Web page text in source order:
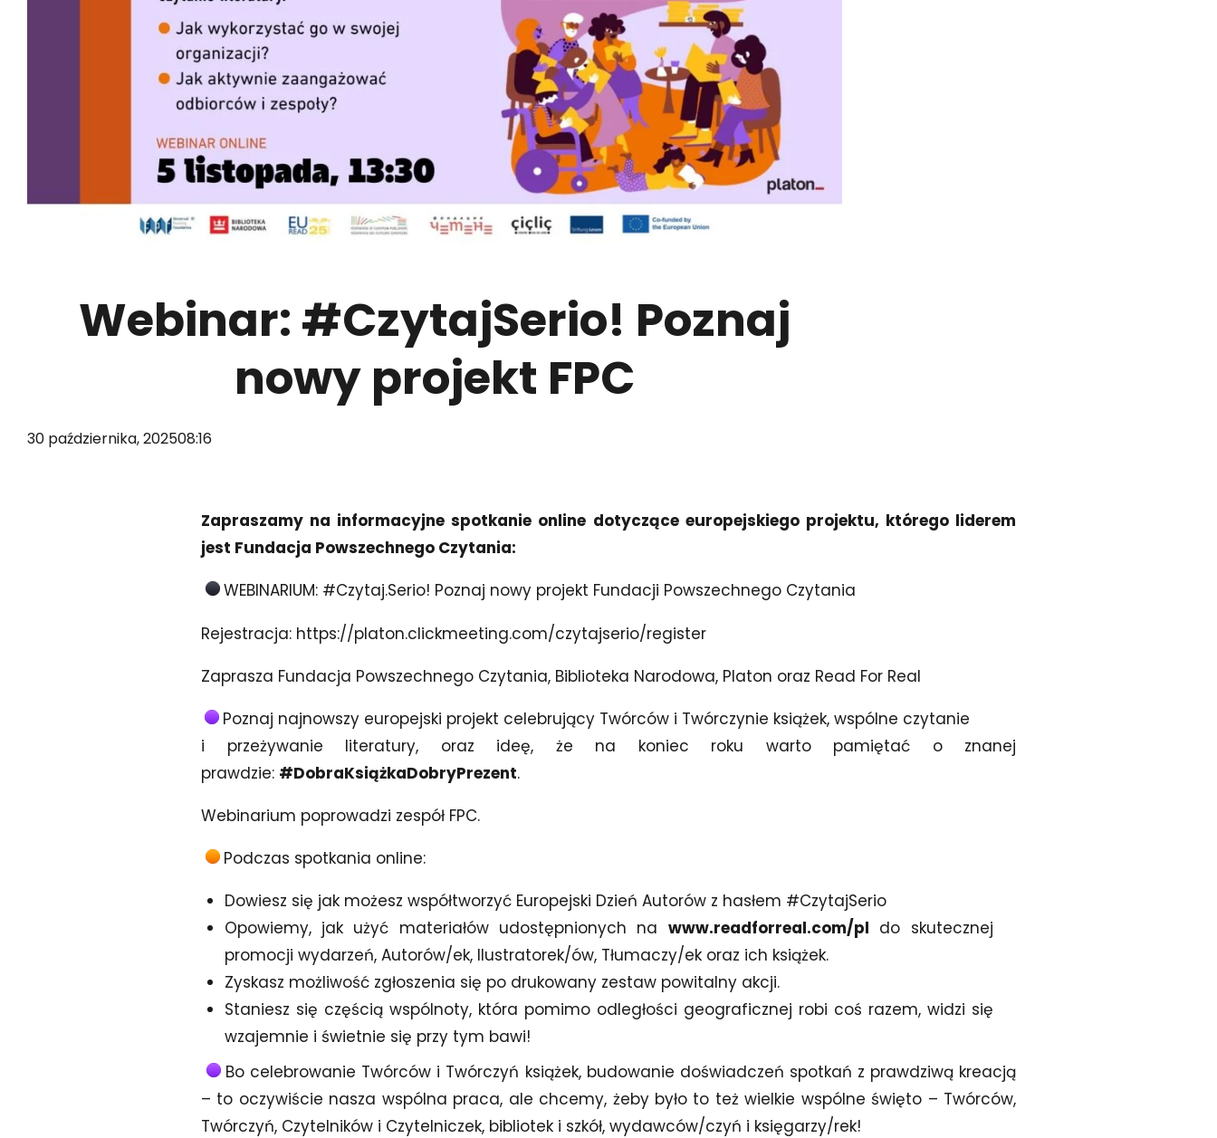
Webinar: #CzytajSerio! Poznaj
nowy projekt FPC
30 października, 202508:16
Zapraszamy na informacyjne spotkanie online dotyczące europejskiego projektu, którego liderem
jest Fundacja Powszechnego Czytania:
WEBINARIUM: #Czytaj.Serio! Poznaj nowy projekt Fundacji Powszechnego Czytania
Rejestracja: https://platon.clickmeeting.com/czytajserio/register
Zaprasza Fundacja Powszechnego Czytania, Biblioteka Narodowa, Platon oraz Read For Real
Poznaj najnowszy europejski projekt celebrujący Twórców i Twórczynie książek, wspólne czytanie
i przeżywanie literatury, oraz ideę, że na koniec roku warto pamiętać o znanej
prawdzie: #DobraKsiążkaDobryPrezent.
Webinarium poprowadzi zespół FPC.
Podczas spotkania online:
Dowiesz się jak możesz współtworzyć Europejski Dzień Autorów z hasłem #CzytajSerio
Opowiemy, jak użyć materiałów udostępnionych na www.readforreal.com/pl do skutecznej
promocji wydarzeń, Autorów/ek, Ilustratorek/ów, Tłumaczy/ek oraz ich książek.
Zyskasz możliwość zgłoszenia się po drukowany zestaw powitalny akcji.
Staniesz się częścią wspólnoty, która pomimo odległości geograficznej robi coś razem, widzi się
wzajemnie i świetnie się przy tym bawi!
Bo celebrowanie Twórców i Twórczyń książek, budowanie doświadczeń spotkań z prawdziwą kreacją
– to oczywiście nasza wspólna praca, ale chcemy, żeby było to też wielkie wspólne święto – Twórców,
Twórczyń, Czytelników i Czytelniczek, bibliotek i szkół, wydawców/czyń i księgarzy/rek!